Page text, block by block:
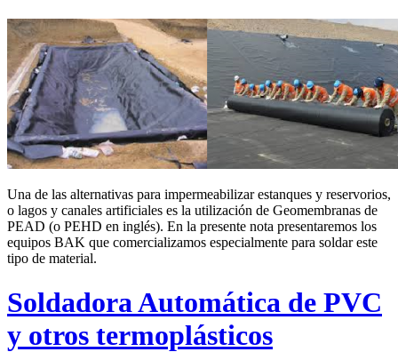
Una de las alternativas para impermeabilizar estanques y reservorios,
o lagos y canales artificiales es la utilización de Geomembranas de
PEAD (o PEHD en inglés). En la presente nota presentaremos los
equipos BAK que comercializamos especialmente para soldar este
tipo de material.
Soldadora Automática de PVC
y otros termoplásticos